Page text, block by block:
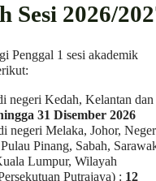
Sesi 2026/
Penggal 1 sesi akademik
negeri Kedah, Kelantan dan
31 Disember 2026
negeri Melaka, Johor,
Pinang, Sabah,
Lumpur, Wilayah
Putrajaya) : 12